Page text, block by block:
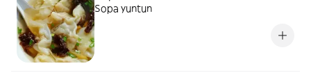
Sopa yuntun